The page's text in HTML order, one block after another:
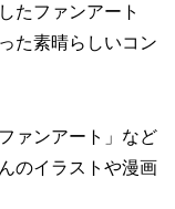
たファンアート
た素晴らしいコン
ァンアート」など
のイラストや漫画